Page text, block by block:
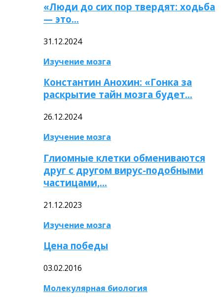
«Люди до сих пор твердят: ходьба
— это…
31.12.2024
Изучение мозга
Константин Анохин: «Гонка за
раскрытие тайн мозга будет…
26.12.2024
Изучение мозга
Глиомные клетки обмениваются
друг с другом вирус-подобными
частицами,…
21.12.2023
Изучение мозга
Цена победы
03.02.2016
Молекулярная биология